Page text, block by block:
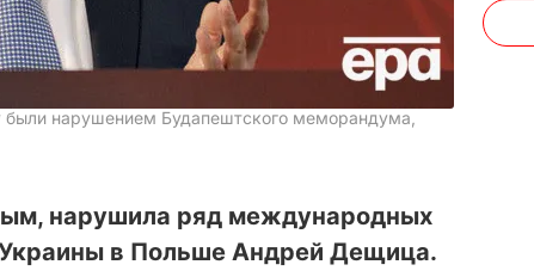
нарушением Будапештского меморандума,
нарушила ряд международных
Украины в Польше Андрей Дещица.